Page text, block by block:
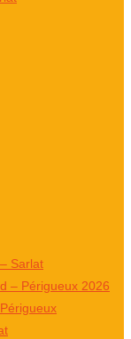
Sarlat
– Périgueux 2026